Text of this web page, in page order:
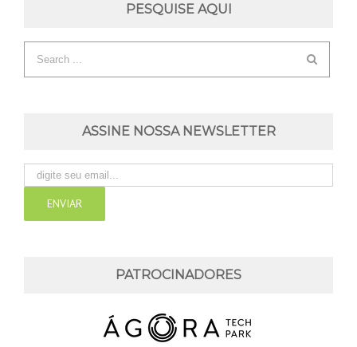
PESQUISE AQUI
ASSINE NOSSA NEWSLETTER
PATROCINADORES